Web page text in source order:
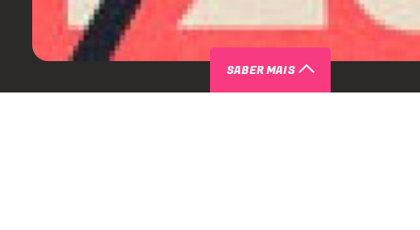
SABER MAIS